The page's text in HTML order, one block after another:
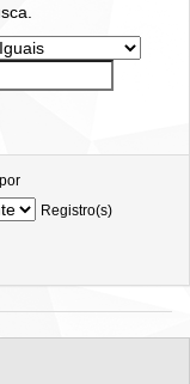
Registro(s)